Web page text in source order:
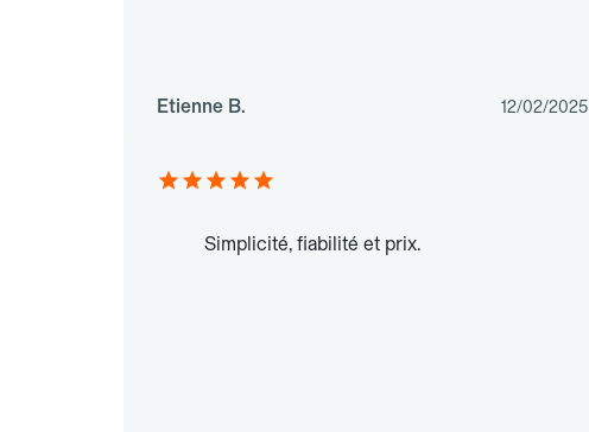
Etienne B. 12/02/2025
Simplicité, fiabilité et prix.